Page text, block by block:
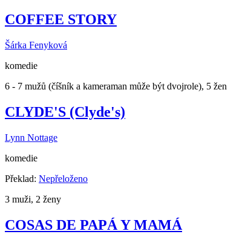
COFFEE STORY
Šárka Fenyková
komedie
6 - 7 mužů (číšník a kameraman může být dvojrole), 5 žen
CLYDE'S (Clyde's)
Lynn Nottage
komedie
Překlad: Nepřeloženo
3 muži, 2 ženy
COSAS DE PAPÁ Y MAMÁ